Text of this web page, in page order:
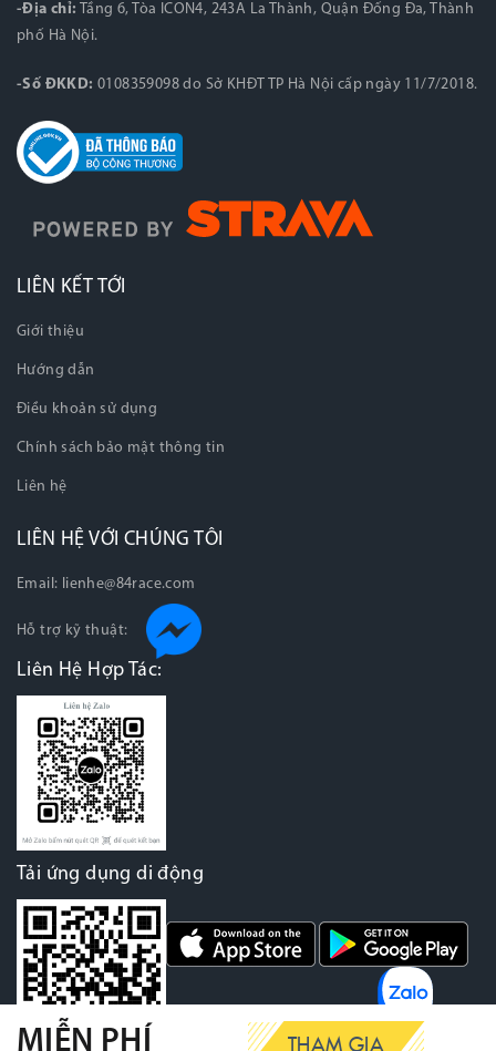
MIỄN PHÍ THAM GIA
-Địa chỉ: Tầng 6, Tòa ICON4, 243A La Thành, Quận Đống Đa, Thành
phố Hà Nội.
-Số ĐKKD: 0108359098 do Sở KHĐT TP Hà Nội cấp ngày 11/7/2018.
LIÊN KẾT TỚI
Giới thiệu
Hướng dẫn
Điều khoản sử dụng
Chính sách bảo mật thông tin
Liên hệ
LIÊN HỆ VỚI CHÚNG TÔI
Email: lienhe@84race.com
Hỗ trợ kỹ thuật:
Liên Hệ Hợp Tác:
Tải ứng dụng di động